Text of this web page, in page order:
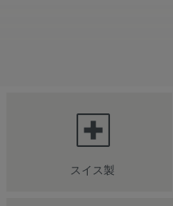
スイス製